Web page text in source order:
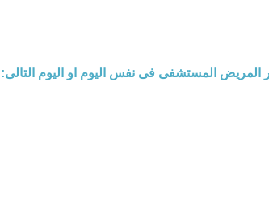
المريض المستشفى فى نفس اليوم او اليوم التالى: